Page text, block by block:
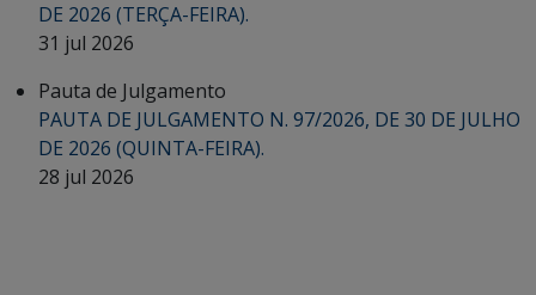
DE 2026 (TERÇA-FEIRA).
31 jul 2026
Pauta de Julgamento
PAUTA DE JULGAMENTO N. 97/2026, DE 30 DE JULHO
DE 2026 (QUINTA-FEIRA).
28 jul 2026